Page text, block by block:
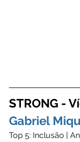
STRONG -
Gabriel
Top 5: Inclusão |